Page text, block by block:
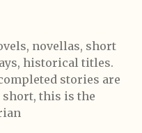
novellas, short
historical titles.
stories are
this is the